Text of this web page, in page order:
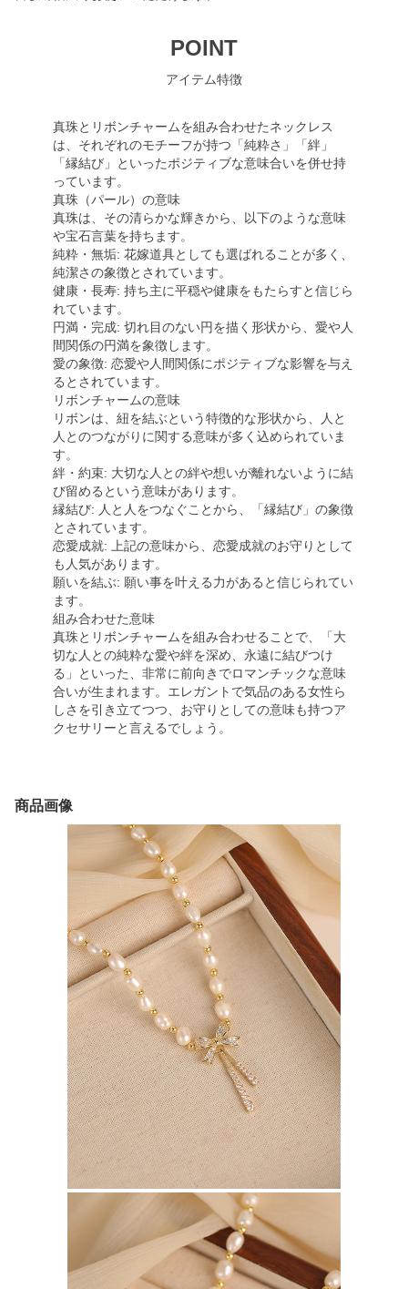
POINT
アイテム特徴
真珠とリボンチャームを組み合わせたネックレス
は、それぞれのモチーフが持つ「純粋さ」「絆」
「縁結び」といったポジティブな意味合いを併せ持
っています。
真珠（パール）の意味
真珠は、その清らかな輝きから、以下のような意味
や宝石言葉を持ちます。
純粋・無垢: 花嫁道具としても選ばれることが多く、
純潔さの象徴とされています。
健康・長寿: 持ち主に平穏や健康をもたらすと信じら
れています。
円満・完成: 切れ目のない円を描く形状から、愛や人
間関係の円満を象徴します。
愛の象徴: 恋愛や人間関係にポジティブな影響を与え
るとされています。
リボンチャームの意味
リボンは、紐を結ぶという特徴的な形状から、人と
人とのつながりに関する意味が多く込められていま
す。
絆・約束: 大切な人との絆や想いが離れないように結
び留めるという意味があります。
縁結び: 人と人をつなぐことから、「縁結び」の象徴
とされています。
恋愛成就: 上記の意味から、恋愛成就のお守りとして
も人気があります。
願いを結ぶ: 願い事を叶える力があると信じられてい
ます。
組み合わせた意味
真珠とリボンチャームを組み合わせることで、「大
切な人との純粋な愛や絆を深め、永遠に結びつけ
る」といった、非常に前向きでロマンチックな意味
合いが生まれます。エレガントで気品のある女性ら
しさを引き立てつつ、お守りとしての意味も持つア
クセサリーと言えるでしょう。
商品画像